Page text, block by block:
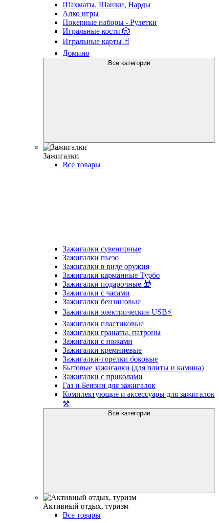
Шахматы, Шашки, Нарды
Алко игры
Покерные наборы - Рулетки
Игральные кости 🎲
Игральные карты 🃏
Домино
Все категории
Зажигалки
Все товары
Зажигалки сувенирные
Зажигалки пьезо
Зажигалки в виде оружия
Зажигалки карманные Турбо
Зажигалки подарочные 🎁
Зажигалки с часами
Зажигалки бензиновые
Зажигалки электрические USB⚡️
Зажигалки пластиковые
Зажигалки гранаты, патроны
Зажигалки с ножами
Зажигалки кремниевые
Зажигалки-горелки боковые
Бытовые зажигалки (для плиты и камина)
Зажигалки с приколами
Газ и Бензин для зажигалок
Комплектующие и аксессуары для зажигалок
⚒️
Все категории
Активный отдых, туризм
Все товары